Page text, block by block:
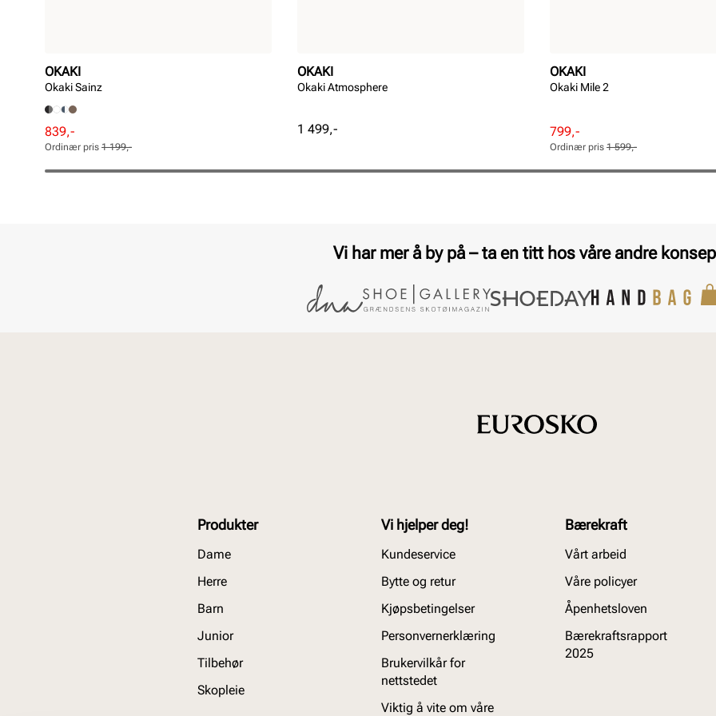
OKAKI
Okaki Sainz
Rabattert
pris
Pris
839,-
Ordinær
pris
Pris
Ordinær pris 1 199,-
OKAKI
Okaki Atmosphere
Pris
1 499,-
OKAKI
Okaki Mile 2
Rabattert
pris
Pris
799,-
Ordinær
pris
Pris
Ordinær pris 1 599,-
Vi har mer å by på – ta en titt hos våre andre
Produkter
Dame
Herre
Barn
Junior
Tilbehør
Skopleie
Vi hjelper deg!
Kundeservice
Bytte og retur
Kjøpsbetingelser
Personvernerklæring
Brukervilkår for
nettstedet
Viktig å vite om våre
Bærekraft
Vårt arbeid
Våre policyer
Åpenhetsloven
Bærekraftsrapport
2025